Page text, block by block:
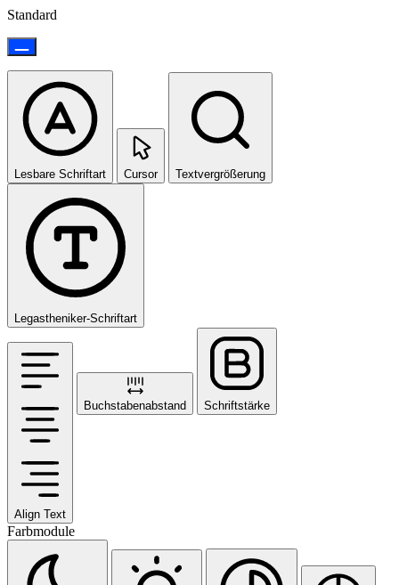
Standard
Lesbare Schriftart Cursor Textvergrößerung
Legastheniker-Schriftart
Align Text
Buchstabenabstand Schriftstärke
Farbmodule